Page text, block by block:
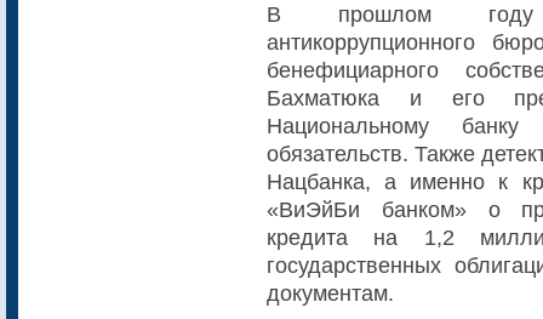
В прошлом году
антикоррупционного
бенефициарного
Бахматюка и его
Национальному банку
обязательств. Также
Нацбанка, а именно к
«ВиЭйБи банком» о
кредита на 1,2
государственных
документам.